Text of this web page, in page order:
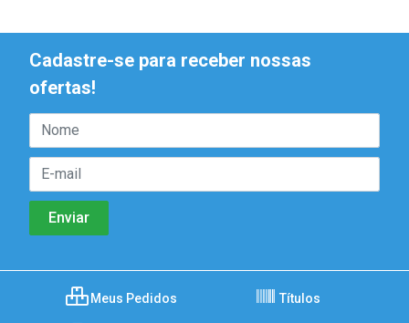
Cadastre-se para receber nossas
ofertas!
Meus Pedidos Títulos